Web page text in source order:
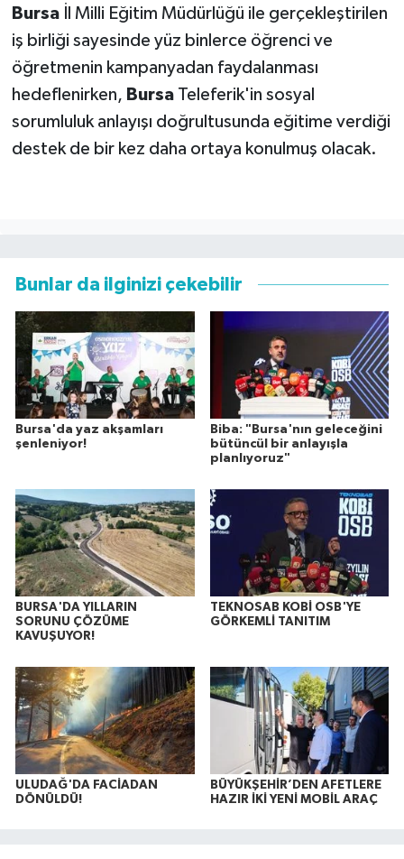
Bursaİl Milli Eğitim Müdürlüğü ile gerçekleştirilen
iş birliği sayesinde yüz binlerce öğrenci ve
öğretmenin kampanyadan faydalanması
hedeflenirken, BursaTeleferik'in sosyal
sorumluluk anlayışı doğrultusunda eğitime verdiği
destek de bir kez daha ortaya konulmuş olacak.
Bunlar da ilginizi çekebilir
Bursa'da yaz akşamları
şenleniyor!
Biba: "Bursa'nın geleceğini
bütüncül bir anlayışla
planlıyoruz"
BURSA'DA YILLARIN
SORUNU ÇÖZÜME
KAVUŞUYOR!
TEKNOSAB KOBİ OSB'YE
GÖRKEMLİ TANITIM
ULUDAĞ'DA FACİADAN
DÖNÜLDÜ!
BÜYÜKŞEHİR’DEN AFETLERE
HAZIR İKİ YENİ MOBİL ARAÇ